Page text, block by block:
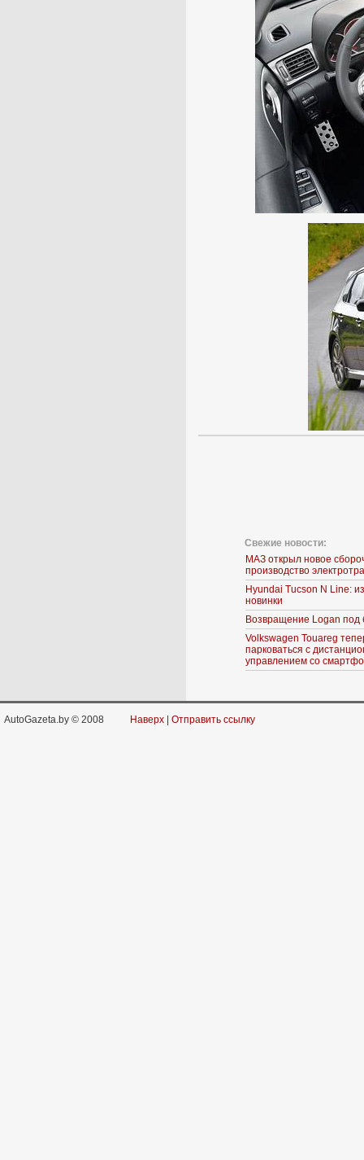
Свежие новости:
МАЗ открыл новое
производство
Hyundai Tucson N Line:
новинки
Возвращение Logan под
Volkswagen Touareg
парковаться с
управлением со
AutoGazeta.by © 2008 Наверх Отправить ссылку